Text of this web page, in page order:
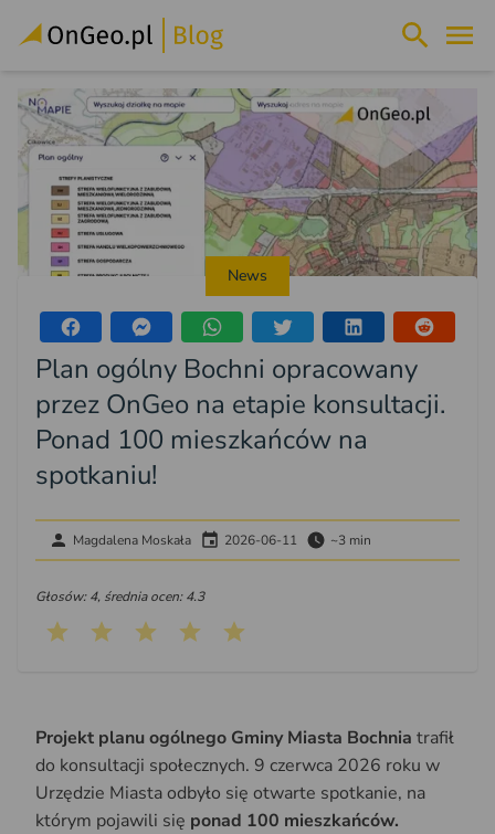
News
Plan ogólny Bochni opracowany
przez OnGeo na etapie konsultacji.
Ponad 100 mieszkańców na
spotkaniu!
Magdalena Moskała 2026-06-11 ~3 min
Głosów: 4, średnia ocen: 4.3
Projekt planu ogólnego Gminy Miasta Bochnia trafił
do konsultacji społecznych. 9 czerwca 2026 roku w
Urzędzie Miasta odbyło się otwarte spotkanie, na
którym pojawili się ponad 100 mieszkańców.